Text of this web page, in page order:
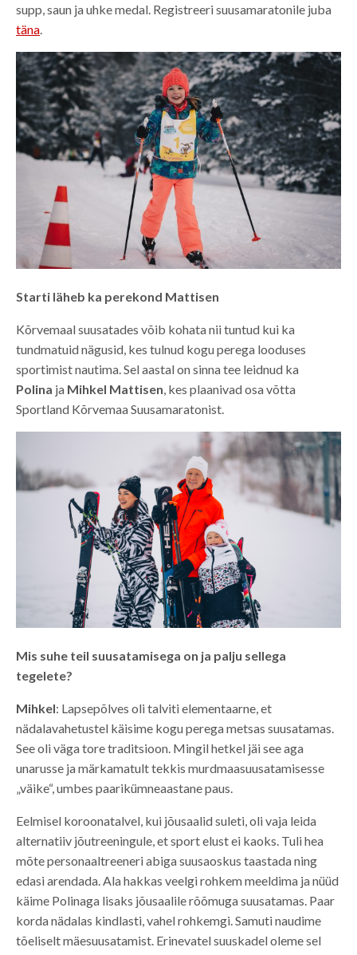
supp, saun ja uhke medal. Registreeri suusamaratonile juba
täna.
Starti läheb ka perekond Mattisen
Kõrvemaal suusatades võib kohata nii tuntud kui ka
tundmatuid nägusid, kes tulnud kogu perega looduses
sportimist nautima. Sel aastal on sinna tee leidnud ka
Polina ja Mihkel Mattisen , kes plaanivad osa võtta
Sportland Kõrvemaa Suusamaratonist.
Mis suhe teil suusatamisega on ja palju sellega
tegelete?
Mihkel: Lapsepõlves oli talviti elementaarne, et
nädalavahetustel käisime kogu perega metsas suusatamas.
See oli väga tore traditsioon. Mingil hetkel jäi see aga
unarusse ja märkamatult tekkis murdmaasuusatamisesse
„väike“, umbes paarikümneaastane paus.
Eelmisel koroonatalvel, kui jõusaalid suleti, oli vaja leida
alternatiiv jõutreeningule, et sport elust ei kaoks. Tuli hea
mõte personaaltreeneri abiga suusaoskus taastada ning
edasi arendada. Ala hakkas veelgi rohkem meeldima ja nüüd
käime Polinaga lisaks jõusaalile rõõmuga suusatamas. Paar
korda nädalas kindlasti, vahel rohkemgi. Samuti naudime
tõeliselt mäesuusatamist. Erinevatel suuskadel oleme sel